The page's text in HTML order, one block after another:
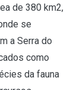
de 380 km2,
se
a Serra do
como
da fauna